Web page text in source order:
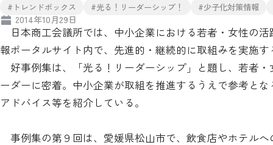
#トレンドボックス #光る！リーダーシップ！ #少子化対策情報
2014年10月29日
日本商工会議所では、中小企業における若者・女性の
報ポータルサイト内で、先進的・継続的に取組みを実施
好事例集は、「光る！リーダーシップ」と題し、若者
ーダーに密着。中小企業が取組を推進するうえで参考と
アドバイス等を紹介している。
事例集の第９回は、愛媛県松山市で、飲食店やホテル